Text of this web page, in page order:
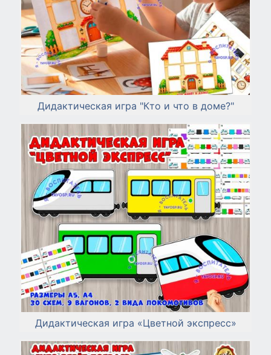
Дидактическая игра "Кто и что в доме?"
Дидактическая игра «Цветной экспресс»